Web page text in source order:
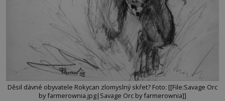
Děsil dávné obyvatele Rokycan zlomyslný skřet? Foto: [[File:Savage Orc
by farmerownia.jpg|Savage Orc by farmerownia]]